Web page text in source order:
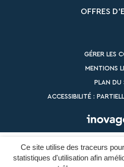
Ce site utilise des traceurs
statistiques d'utilisation afin
OFFRES
GÉRER LES
MENTIONS
PLAN DU
ACCESSIBILITÉ :